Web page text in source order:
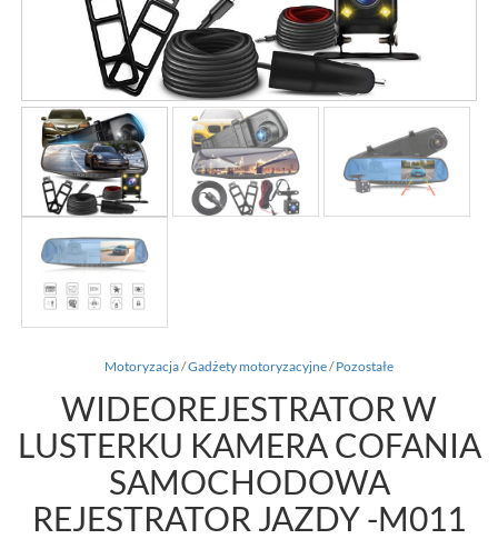
Motoryzacja/Gadżety motoryzacyjne/Pozostałe
WIDEOREJESTRATOR W
LUSTERKU KAMERA COFANIA
SAMOCHODOWA
REJESTRATOR JAZDY -M011